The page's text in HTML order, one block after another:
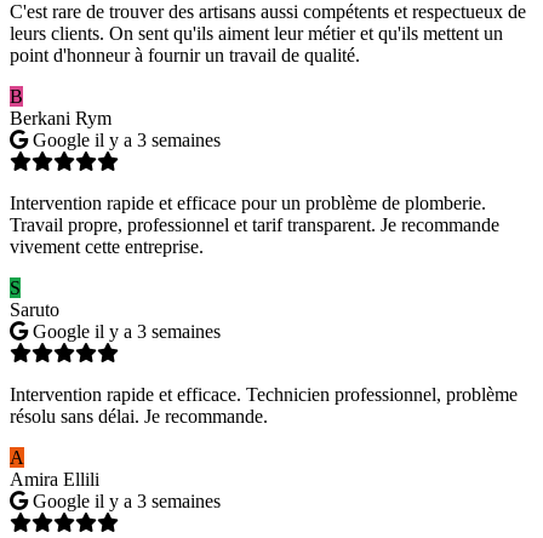
C'est rare de trouver des artisans aussi compétents et respectueux de
leurs clients. On sent qu'ils aiment leur métier et qu'ils mettent un
point d'honneur à fournir un travail de qualité.
B
Berkani Rym
Google il y a 3 semaines
Intervention rapide et efficace pour un problème de plomberie.
Travail propre, professionnel et tarif transparent. Je recommande
vivement cette entreprise.
S
Saruto
Google il y a 3 semaines
Intervention rapide et efficace. Technicien professionnel, problème
résolu sans délai. Je recommande.
A
Amira Ellili
Google il y a 3 semaines